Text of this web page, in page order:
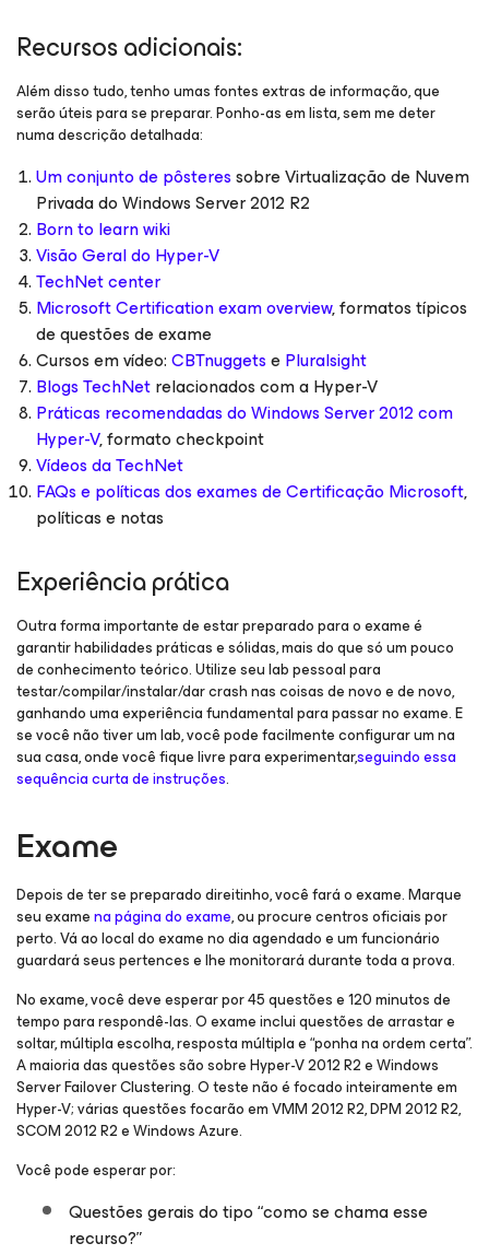
Recursos adicionais:
Além disso tudo, tenho umas fontes extras de informação, que
serão úteis para se preparar. Ponho-as em lista, sem me deter
numa descrição detalhada:
Um conjunto de pôsteressobre Virtualização de Nuvem
Privada do Windows Server 2012 R2
Born to learn wiki
Visão Geral do Hyper-V
TechNet center
Microsoft Certification exam overview, formatos típicos
de questões de exame
Cursos em vídeo:CBTnuggetse Pluralsight
Blogs TechNetrelacionados com a Hyper-V
Práticas recomendadas do Windows Server 2012 com
Hyper-V, formato checkpoint
Vídeos da TechNet
FAQs e políticas dos exames de Certificação Microsoft,
políticas e notas
Experiência prática
Outra forma importante de estar preparado para o exame é
garantir habilidades práticas e sólidas, mais do que só um pouco
de conhecimento teórico. Utilize seu lab pessoal para
testar/compilar/instalar/dar crash nas coisas de novo e de novo,
ganhando uma experiência fundamental para passar no exame. E
se você não tiver um lab, você pode facilmente configurar um na
sua casa, onde você fique livre para experimentar,seguindo essa
sequência curta de instruções.
Exame
Depois de ter se preparado direitinho, você fará o exame. Marque
seu examena página do exame, ou procure centros oficiais por
perto. Vá ao local do exame no dia agendado e um funcionário
guardará seus pertences e lhe monitorará durante toda a prova.
No exame, você deve esperar por 45 questões e 120 minutos de
tempo para respondê-las. O exame inclui questões de arrastar e
soltar, múltipla escolha, resposta múltipla e “ponha na ordem certa”.
A maioria das questões são sobre Hyper-V 2012 R2 e Windows
Server Failover Clustering. O teste não é focado inteiramente em
Hyper-V; várias questões focarão em VMM 2012 R2, DPM 2012 R2,
SCOM 2012 R2 e Windows Azure.
Você pode esperar por:
Questões gerais do tipo “como se chama esse
recurso?”